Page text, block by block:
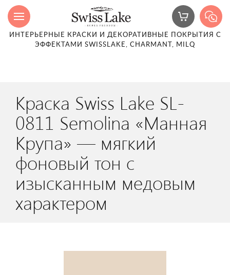
ИНТЕРЬЕРНЫЕ КРАСКИ И ДЕКОРАТИВНЫЕ ПОКРЫТИЯ С
ЭФФЕКТАМИ SWISSLAKE, CHARMANT, MILQ
Краска Swiss Lake SL-
0811 Semolina «Манная
Крупа» — мягкий
фоновый тон с
изысканным медовым
характером